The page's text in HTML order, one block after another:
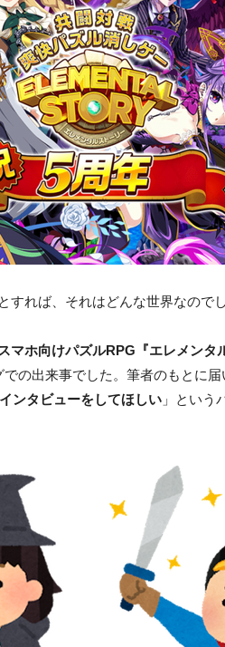
すれば、それはどんな世界なのでし
スマホ向けパズルRPG『エレメンタ
での出来事でした。筆者のもとに届
ンタビューをしてほしい 」という